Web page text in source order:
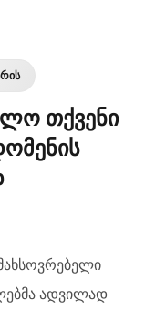
თქვენი
ადვილად